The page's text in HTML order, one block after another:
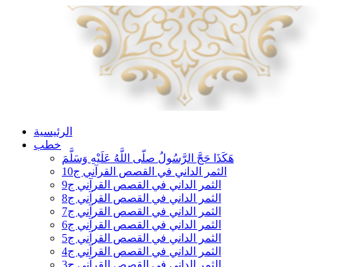
الرئيسية
خطب
هَكَذَا حَجَّ الرَّسُولُ صلّى اللَّهُ عَلَيْهِ وَسَلَّمَ
الثمر الداني في القصص القرآني ج10
الثمر الداني في القصص القرآني ج9
الثمر الداني في القصص القرآني ج8
الثمر الداني في القصص القرآني ج7
الثمر الداني في القصص القرآني ج6
الثمر الداني في القصص القرآني ج5
الثمر الداني في القصص القرآني ج4
الثمر الداني في القصص القرآني ج3